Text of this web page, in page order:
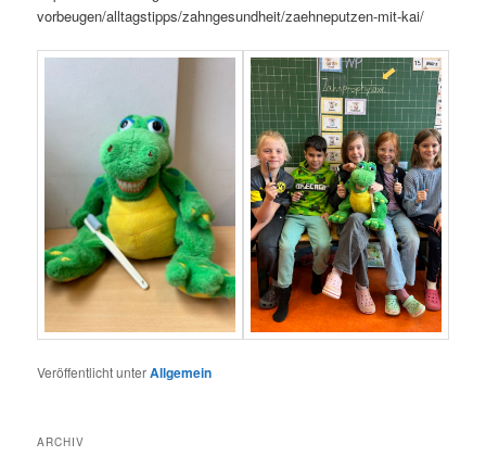
vorbeugen/alltagstipps/zahngesundheit/zaehneputzen-mit-kai/
Veröffentlicht unterAllgemein
ARCHIV